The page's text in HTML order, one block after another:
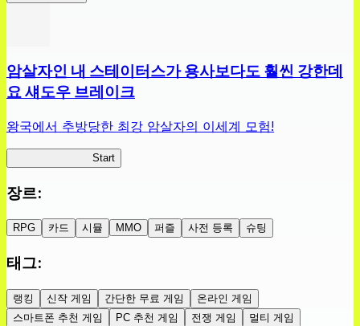
암살자인 내 스테이터스가 용사보다도 훨씬 강한데
요 섀도우 브레이크
왕국에서 추방당한 최강 암살자의 이세계 모험!
Start
장르:
RPG 카드 시뮬 MMO 퍼즐 사전 등록 슈팅
태그:
랭킹 신작 게임 간단한 무료 게임
온라인 게임
스마트폰 추천 게임
PC 추천 게임 전쟁 게임 멀티 게임